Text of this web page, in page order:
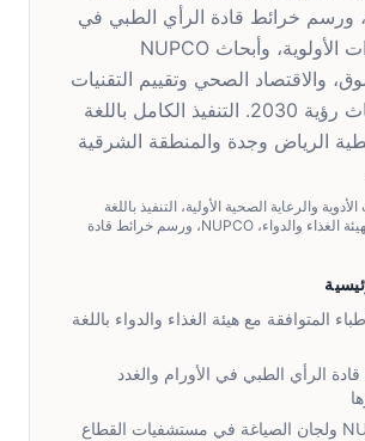
ورسم خرائط قادة الرأي الطبي في
التخصصات ذات الأولوية، وأبحاث NUPCO
والاقتصاد الصحي وتقييم التقنيات
الصحية، وأبحاث رؤية 2030. التنفيذ الكامل باللغة
الرياض وجدة والمنطقة الشرقية
والرعاية الصحية الأولية، التنفيذ باللغة
العربية، الامتثال لهيئة الغذاء والدواء، NUPCO، ورسم خرائط قادة
المتوافقة مع هيئة الغذاء والدواء باللغة
الرأي الطبي في الأورام والغدد
أبحاث NUPCO ولجان الصياغة في مستشفيات القطاع